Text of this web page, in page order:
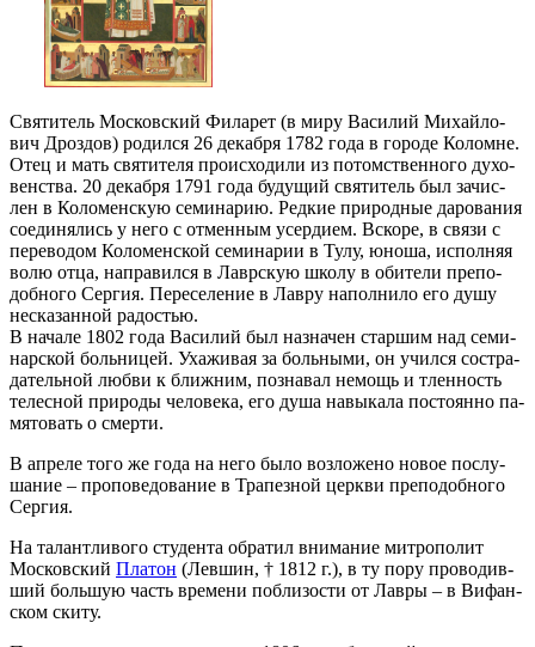
Свя­ти­тель Мос­ков­ский Фила­рет (в ми­ру Ва­си­лий Ми­хай­ло­
вич Дроз­дов) ро­дил­ся 26 де­каб­ря 1782 го­да в го­ро­де Ко­ломне.
Отец и мать свя­ти­те­ля про­ис­хо­ди­ли из по­том­ствен­но­го ду­хо­
вен­ства. 20 де­ка­б­ря 1791 го­да бу­ду­щий свя­ти­тель был за­чис­
лен в Ко­ло­мен­скую се­ми­на­рию. Ред­кие при­род­ные да­ро­ва­ния
со­еди­ня­лись у него с от­мен­ным усер­ди­ем. Вско­ре, в свя­зи с
пе­ре­во­дом Ко­ло­мен­ской се­ми­на­рии в Ту­лу, юно­ша, ис­пол­няя
во­лю от­ца, на­пра­вил­ся в Лавр­скую шко­лу в оби­те­ли пре­по­
доб­но­го Сер­гия. Пе­ре­се­ле­ние в Лав­ру на­пол­ни­ло его ду­шу
неска­зан­ной ра­до­стью.
В на­ча­ле 1802 го­да Ва­си­лий был на­зна­чен стар­шим над се­ми­
нар­ской боль­ни­цей. Уха­жи­вая за боль­ны­ми, он учил­ся со­стра­
да­тель­ной люб­ви к ближ­ним, по­зна­вал немощь и тлен­ность
те­лес­ной при­ро­ды че­ло­ве­ка, его ду­ша на­вы­ка­ла по­сто­ян­но па­
мя­то­вать о смер­ти.
В ап­ре­ле то­го же го­да на него бы­ло воз­ло­же­но но­вое по­слу­
ша­ние – про­по­ве­до­ва­ние в Тра­пез­ной церк­ви пре­по­доб­но­го
Сер­гия.
На та­лант­ли­во­го сту­ден­та об­ра­тил вни­ма­ние мит­ро­по­лит
Мос­ков­ский Пла­тон (Лев­шин, † 1812 г.), в ту по­ру про­во­див­
ший боль­шую часть вре­ме­ни по­бли­зо­сти от Лав­ры – в Вифан­
ском ски­ту.